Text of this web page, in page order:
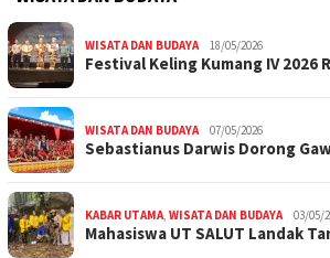
WISATA DAN BUDAYA 18/05/2026
Festival Keling Kumang IV 2026
WISATA DAN BUDAYA 07/05/2026
Sebastianus Darwis Dorong
KABAR UTAMA, WISATA DAN BUDAYA 03/05/
Mahasiswa UT SALUT Landak